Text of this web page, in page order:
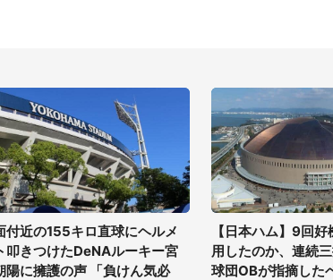
付近の155キロ直球にヘルメ
叩きつけたDeNAルーキー宮
陽に擁護の声 「負けん気必
【日本ハム】9回
用したのか、連続
球団OBが指摘した